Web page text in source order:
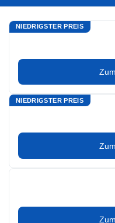
NIEDRIGSTER PREIS
NIEDRIGSTER PREIS